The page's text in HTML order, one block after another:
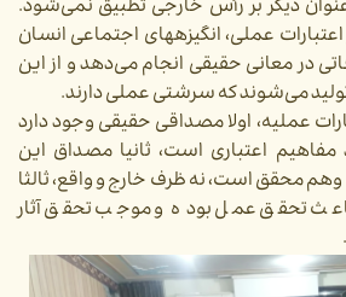
دیگر بر رأس خارجی تطبیق نمی‌شود.
اعتبارات عملی، انگیزههای اجتماعی انسان
در معانی حقیقی انجام می‌دهد و از این
می‌شوند که سرشتی عملی دارند.
عملیه، اولا مصداقی حقیقی وجود دارد
مفاهیم اعتباری است، ثانیا مصداق این
محقق است، نه ظرف خارج و واقع، ثالثا
تحقق عمل بوده و موجب تحقق آثار